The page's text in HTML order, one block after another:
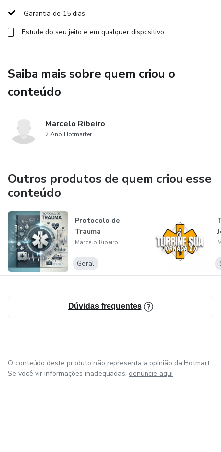
Garantia de 15 dias
Estude do seu jeito e em qualquer dispositivo
Saiba mais sobre quem criou o
conteúdo
Marcelo Ribeiro
2 Ano Hotmarter
Outros produtos de quem criou esse
conteúdo
Protocolo de
Trauma
Marcelo Ribeiro
Geral
Dúvidas frequentes
O conteúdo deste produto não representa a opinião da Hotmart.
Se você vir informações inadequadas, denuncie aqui